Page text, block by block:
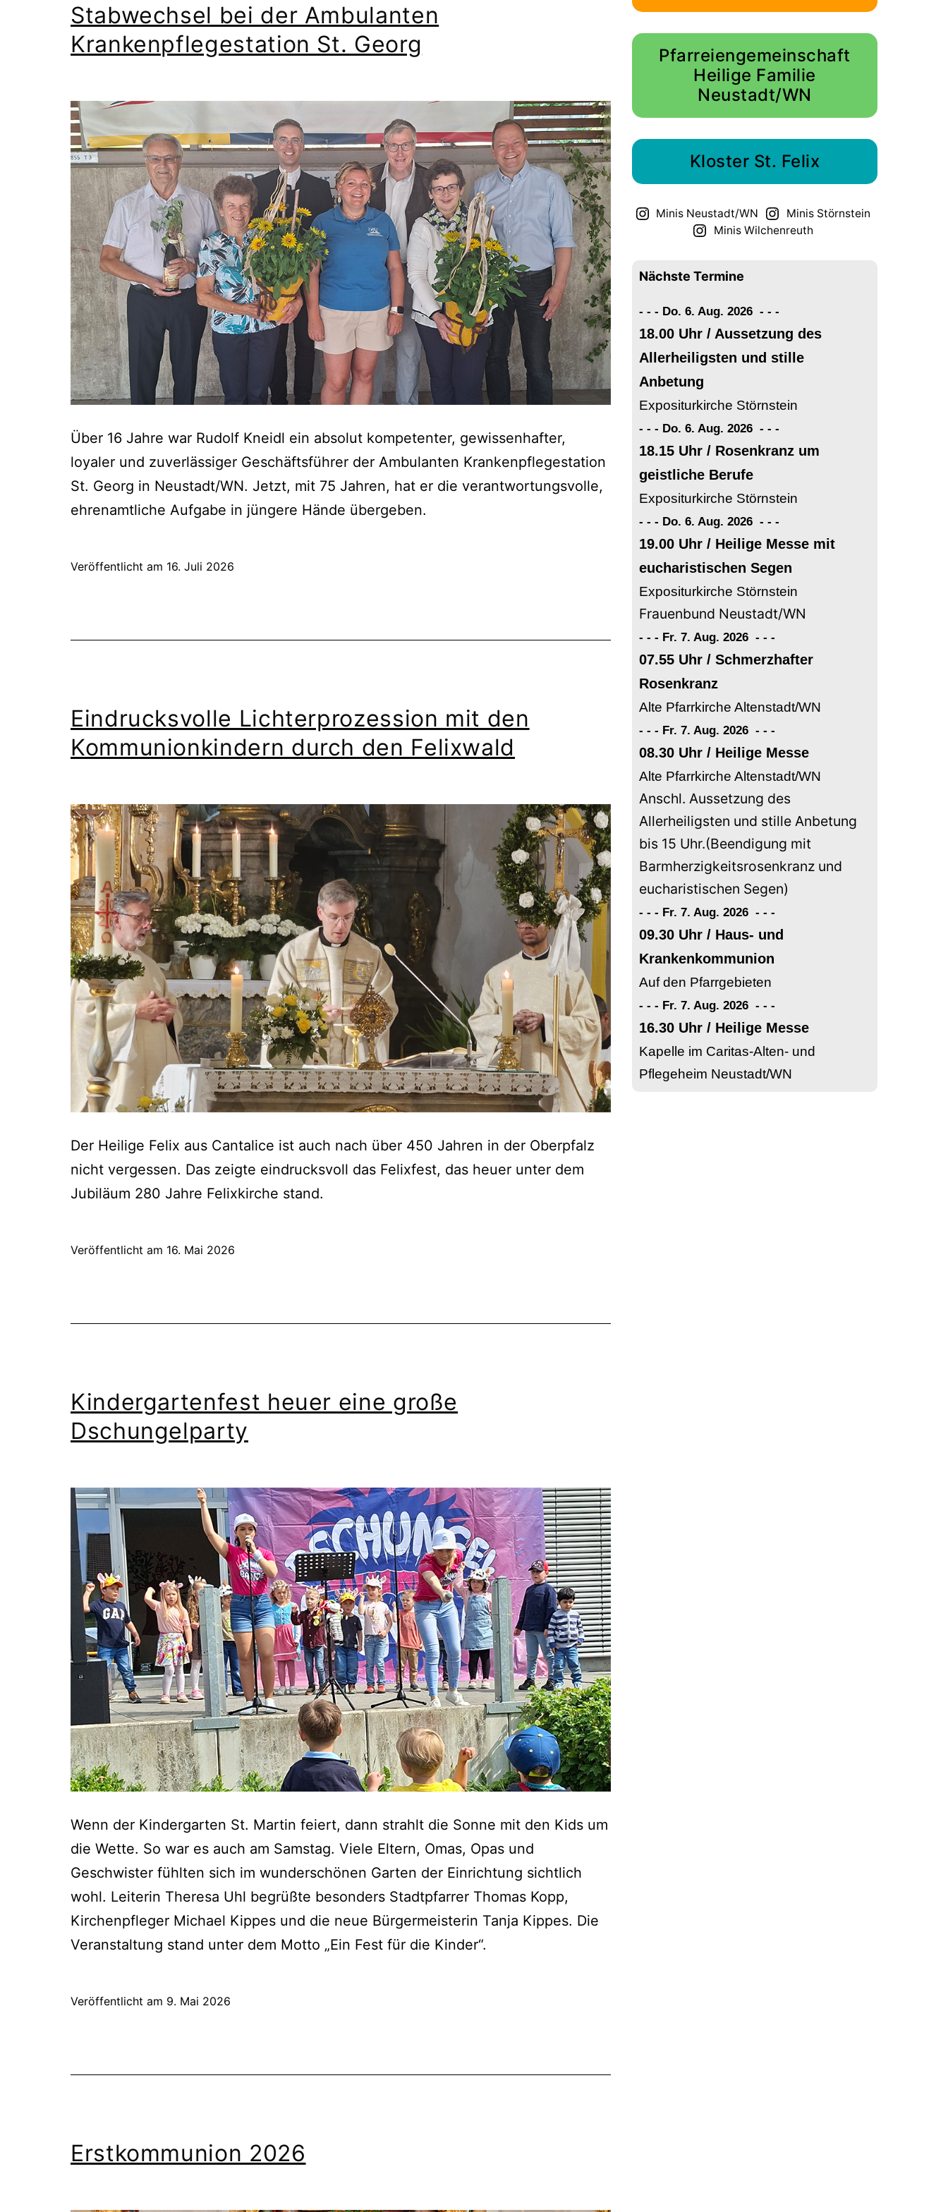
Stabwechsel bei der Ambulanten
Krankenpflegestation St. Georg
Über 16 Jahre war Rudolf Kneidl ein absolut kompetenter, gewissenhafter,
loyaler und zuverlässiger Geschäftsführer der Ambulanten Krankenpflegestation
St. Georg in Neustadt/WN. Jetzt, mit 75 Jahren, hat er die verantwortungsvolle,
ehrenamtliche Aufgabe in jüngere Hände übergeben.
Veröffentlicht am 16. Juli 2026
Eindrucksvolle Lichterprozession mit den
Kommunionkindern durch den Felixwald
Der Heilige Felix aus Cantalice ist auch nach über 450 Jahren in der Oberpfalz
nicht vergessen. Das zeigte eindrucksvoll das Felixfest, das heuer unter dem
Jubiläum 280 Jahre Felixkirche stand.
Veröffentlicht am 16. Mai 2026
Kindergartenfest heuer eine große
Dschungelparty
Wenn der Kindergarten St. Martin feiert, dann strahlt die Sonne mit den Kids um
die Wette. So war es auch am Samstag. Viele Eltern, Omas, Opas und
Geschwister fühlten sich im wunderschönen Garten der Einrichtung sichtlich
wohl. Leiterin Theresa Uhl begrüßte besonders Stadtpfarrer Thomas Kopp,
Kirchenpfleger Michael Kippes und die neue Bürgermeisterin Tanja Kippes. Die
Veranstaltung stand unter dem Motto „Ein Fest für die Kinder“.
Veröffentlicht am 9. Mai 2026
Erstkommunion 2026
Pfarreiengemeinschaft
Heilige Familie
Neustadt/WN
Kloster St. Felix
Minis Neustadt/WN
Minis Störnstein
Minis Wilchenreuth
Nächste Termine
- - - Do. 6. Aug. 2026 - --
18.00 Uhr / Aussetzung des
Allerheiligsten und stille
Anbetung
Expositurkirche Störnstein
- - - Do. 6. Aug. 2026 - --
18.15 Uhr / Rosenkranz um
geistliche Berufe
Expositurkirche Störnstein
- - - Do. 6. Aug. 2026 - --
19.00 Uhr / Heilige Messe mit
eucharistischen Segen
Expositurkirche Störnstein
Frauenbund Neustadt/WN
- - - Fr. 7. Aug. 2026 - --
07.55 Uhr / Schmerzhafter
Rosenkranz
Alte Pfarrkirche Altenstadt/WN
- - - Fr. 7. Aug. 2026 - --
08.30 Uhr / Heilige Messe
Alte Pfarrkirche Altenstadt/WN
Anschl. Aussetzung des
Allerheiligsten und stille Anbetung
bis 15 Uhr.(Beendigung mit
Barmherzigkeitsrosenkranz und
eucharistischen Segen)
- - - Fr. 7. Aug. 2026 - --
09.30 Uhr / Haus- und
Krankenkommunion
Auf den Pfarrgebieten
- - - Fr. 7. Aug. 2026 - --
16.30 Uhr / Heilige Messe
Kapelle im Caritas-Alten- und
Pflegeheim Neustadt/WN